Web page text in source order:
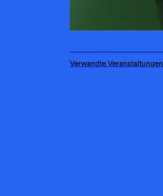
Verwandte Veranstaltungen